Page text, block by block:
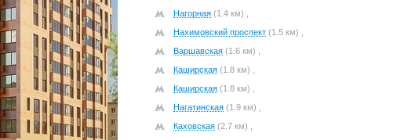
Нагорная (1.4 км) ,
Нахимовский проспект (1.5 км) ,
Варшавская (1.6 км) ,
Каширская (1.8 км) ,
Каширская (1.8 км) ,
Нагатинская (1.9 км) ,
Каховская (2.7 км) ,